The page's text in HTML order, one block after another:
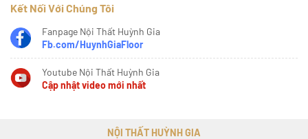
Kết Nối Với Chúng Tôi
Fanpage Nội Thất Huỳnh Gia
Fb.com/HuynhGiaFloor
Youtube Nội Thất Huỳnh Gia
Cập nhật video mới nhất
NỘI THẤT HUỲNH GIA